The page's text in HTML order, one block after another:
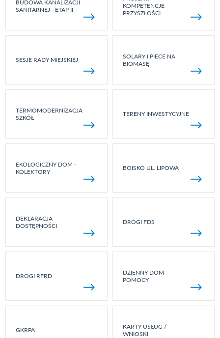
BUDOWA KANALIZACJI
SANITARNEJ - ETAP II
KOMPETENCJE
PRZYSZŁOŚCI
SESJE RADY MIEJSKIEJ
SOLARY I PIECE NA
BIOMASĘ
TERMOMODERNIZACJA
SZKÓŁ
TERENY INWESTYCYJNE
EKOLOGICZNY DOM -
KOLEKTORY
BOISKO UL. LIPOWA
DEKLARACJA
DOSTĘPNOŚCI
DROGI FDS
DROGI RFRD
DZIENNY DOM
POMOCY
GKRPA
KARTY USŁUG /
WNIOSKI